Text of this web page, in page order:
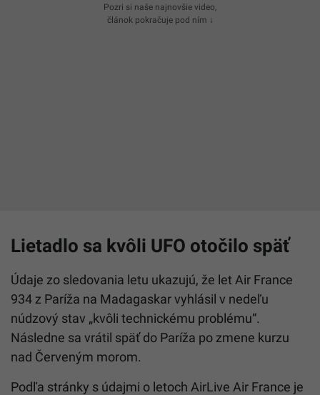
Pozri si naše najnovšie video,
článok pokračuje pod ním ↓
Lietadlo sa kvôli UFO otočilo späť
Údaje zo sledovania letu ukazujú, že let Air France
934 z Paríža na Madagaskar vyhlásil v nedeľu
núdzový stav „kvôli technickému problému“.
Následne sa vrátil späť do Paríža po zmene kurzu
nad Červeným morom.
Podľa stránky s údajmi o letoch AirLive Air France je